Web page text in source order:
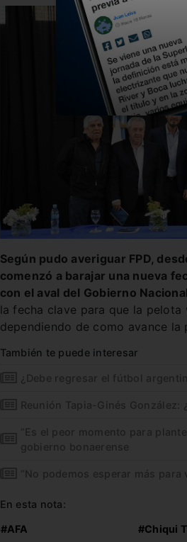
Según pudo averiguar FPD,
comenzó a barajar una nueva
con el aval del Gobierno
la fecha clave para que la
dependiendo de como avance la
También te puede interesar
¿Debe regresar el fútbol
Reunión Tapia-Ginés González:
“Es el peor momento para
gobierno bonaerense
“No podemos esperar más para
En esta nota:
#AFA #Chiqui